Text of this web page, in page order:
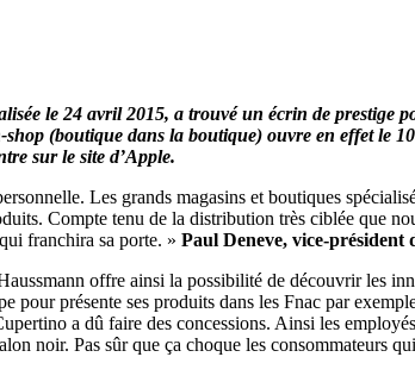
le 24 avril 2015, a trouvé un écrin de
(boutique dans la boutique) ouvre en effet le
sur le site d’Apple.
Les grands magasins et boutiques
Compte tenu de la distribution très ciblée que
franchira sa porte. » Paul Deneve, vice-président
offre ainsi la possibilité de découvrir les
présente ses produits dans les Fnac par
a dû faire des concessions. Ainsi les
noir. Pas sûr que ça choque les consommateurs